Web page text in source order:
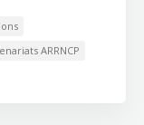
ARRNCP